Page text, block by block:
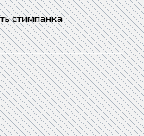
стимпанка